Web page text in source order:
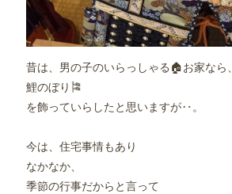
昔は、男の子のいらっしゃる🏠お家なら
鯉のぼり🎏
を飾っていらしたと思いますが‥。
今は、住宅事情もあり
なかなか、
季節の行事だからと言って